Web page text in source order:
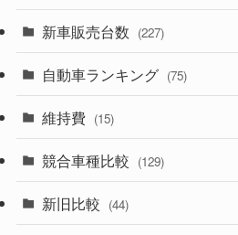
(357)
(328)
(194)
(230)
(242)
(85)
(84)
(14)
(28)
(8)
(3)
(3)
新車販売台数 (227)
(21)
(5)
自動車ランキング (75)
維持費 (15)
競合車種比較 (129)
新旧比較 (44)